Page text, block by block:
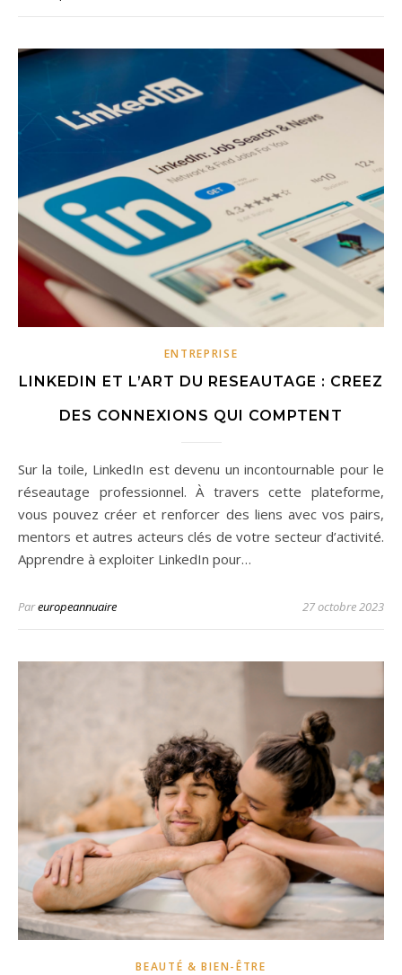
ENTREPRISE
LINKEDIN ET L’ART DU RESEAUTAGE : CREEZ
DES CONNEXIONS QUI COMPTENT
Sur la toile, LinkedIn est devenu un incontournable pour le
réseautage professionnel. À travers cette plateforme,
vous pouvez créer et renforcer des liens avec vos pairs,
mentors et autres acteurs clés de votre secteur d’activité.
Apprendre à exploiter LinkedIn pour…
Pareuropeannuaire 27 octobre 2023
BEAUTÉ & BIEN-ÊTRE